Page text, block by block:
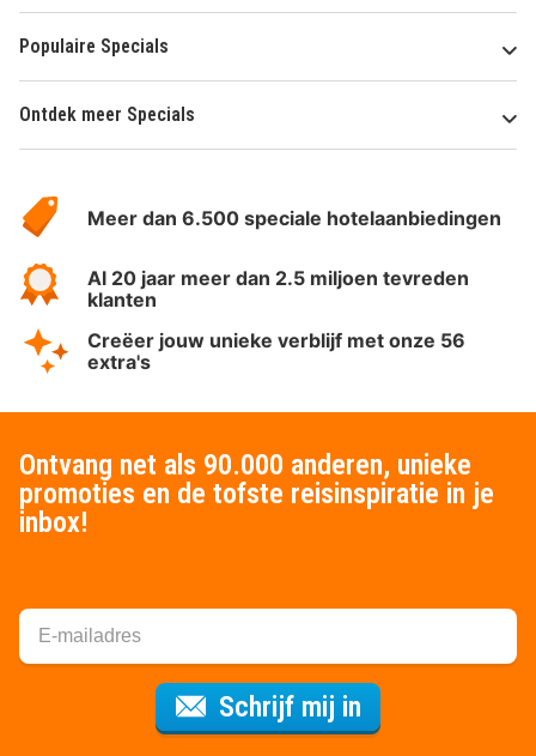
Populaire Specials
Ontdek meer Specials
HotelSpecials
Meer dan 6.500 speciale hotelaanbiedingen
Al 20 jaar meer dan 2.5 miljoen tevreden
klanten
Creëer jouw unieke verblijf met onze 56
extra's
Ontvang net als 90.000 anderen, unieke
promoties en de tofste reisinspiratie in je
inbox!
Schrijf mij in